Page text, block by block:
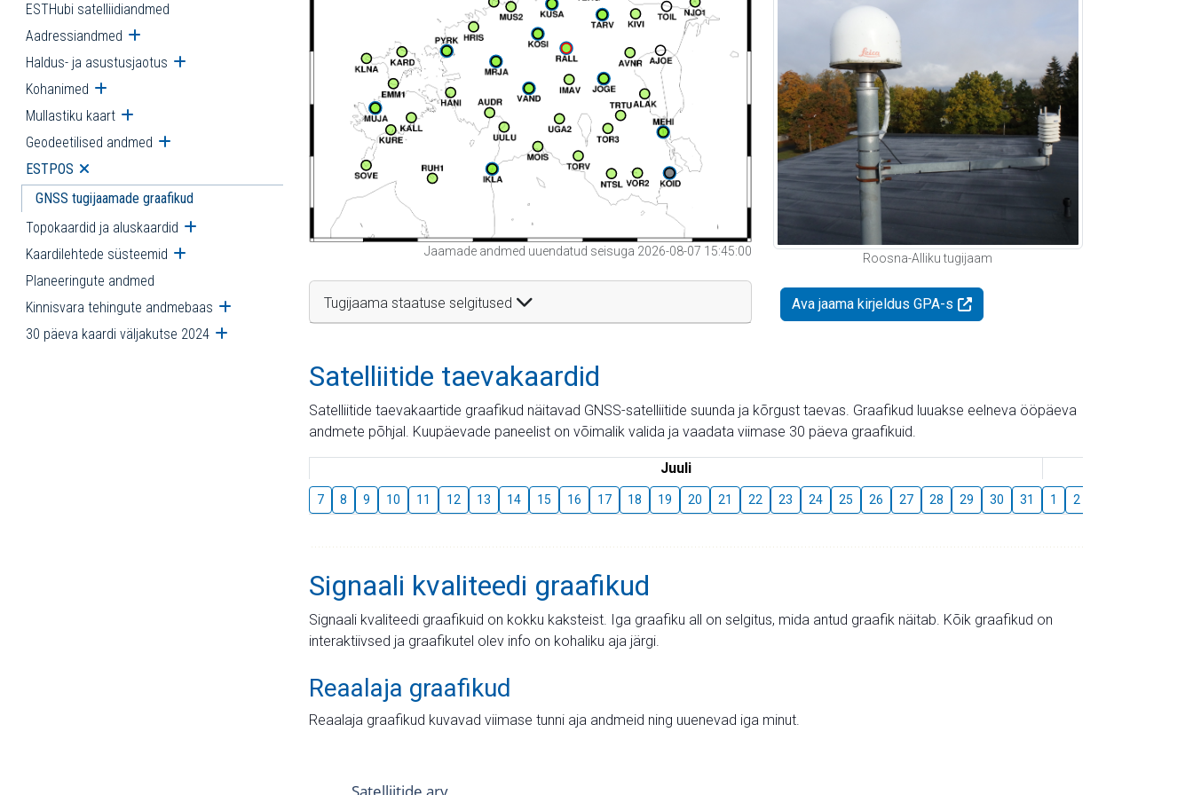
ESTHubi satelliidiandmed
Aadressiandmed Ava alammenüü
Haldus- ja asustusjaotus Ava alammenüü
Kohanimed Ava alammenüü
Mullastiku kaart Ava alammenüü
Geodeetilised andmed Ava alammenüü
ESTPOS Ava alammenüü
GNSS tugijaamade graafikud
Topokaardid ja aluskaardid Ava alammenüü
Kaardilehtede süsteemid Ava alammenüü
Planeeringute andmed
Kinnisvara tehingute andmebaas Ava alammenüü
30 päeva kaardi väljakutse 2024 Ava alammenüü
Jaamade andmed uuendatud seisuga 2026-08-07 15:45:00
Tugijaama staatuse selgitused
Roosna-Alliku tugijaam
Ava jaama kirjeldus GPA-s
Satelliitide taevakaardid
Satelliitide taevakaartide graafikud näitavad GNSS-satelliitide suunda ja kõrgust taevas. Graafikud luuakse eelneva ööpäeva
andmete põhjal. Kuupäevade paneelist on võimalik valida ja vaadata viimase 30 päeva graafikuid.
Juuli
7 8 9 10 11 12 13 14 15 16 17 18 19 20 21 22 23 24 25 26 27 28 29 30 31 1 2
Signaali kvaliteedi graafikud
Signaali kvaliteedi graafikuid on kokku kaksteist. Iga graafiku all on selgitus, mida antud graafik näitab. Kõik graafikud on
interaktiivsed ja graafikutel olev info on kohaliku aja järgi.
Reaalaja graafikud
Reaalaja graafikud kuvavad viimase tunni aja andmeid ning uuenevad iga minut.